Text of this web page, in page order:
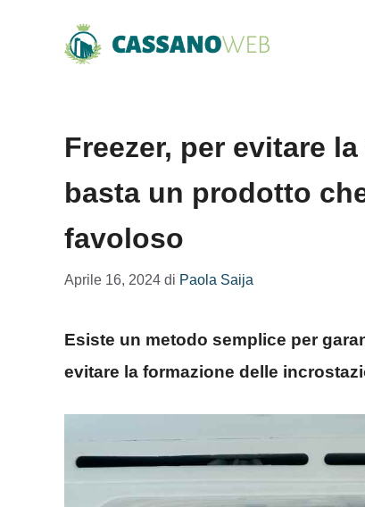
Freezer, per evitare
basta un prodotto
favoloso
Aprile 16, 2024 di Paola Saija
Esiste un metodo semplice per
evitare la formazione delle